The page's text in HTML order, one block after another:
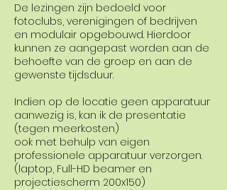
De lezingen zijn bedoeld voor
fotoclubs, verenigingen of bedrijven
en modulair opgebouwd. Hierdoor
kunnen ze aangepast worden aan de
behoefte van de groep en aan de
gewenste tijdsduur.
Indien op de locatie geen apparatuur
aanwezig is, kan ik de presentatie
(tegen meerkosten)
ook met behulp van eigen
professionele apparatuur verzorgen.
(laptop, Full-HD beamer en
projectiescherm 200x150)